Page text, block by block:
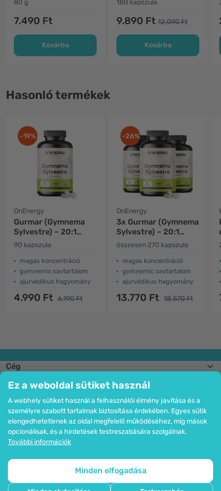
Ez a weboldal sütiket használ
A webhely sütiket használ a felhasználói élmény javítása és a
személyre szabott tartalmak biztosítása érdekében. Egyes sütik
elengedhetetlenek az oldal megfelelő működéséhez, míg mások
opcionálisak, és a hirdetések testreszabására szolgálnak.
További információk
Minden elfogadása
80 g
7.490 Ft
Kosárba
180 kapszula
9.890 Ft 12.090 Ft
Kosárba
Hasonló termékek
-19%
OnEnergy
Gurmar (Gymnema
Sylvestre) – 20:1
kivonat
90 kapszula
magas koncentráció
gymnemic savtartalom
ajurvédikus hagyomány
4.990 Ft 6.190 Ft
-26%
OnEnergy
3x Gurmar (Gymnema
Sylvestre) – 20:1
kivonat
összesen 270 kapszula
magas koncentráció
gymnemic savtartalom
ajurvédikus hagyomány
13.770 Ft 18.570 Ft
Cég
Csatlakozzon hozzánk
Segítség és megrendelések
Bankkártyás fizetési lehetőség. A személyes adatok garantált védelme
SSL titkosítással.
Az oldal térképe